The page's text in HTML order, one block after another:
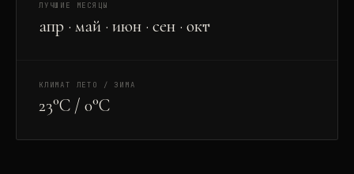
ЛУЧШИЕ МЕСЯЦЫ
апр · май · июн · сен · окт
КЛИМАТ ЛЕТО / ЗИМА
23°C / 0°C